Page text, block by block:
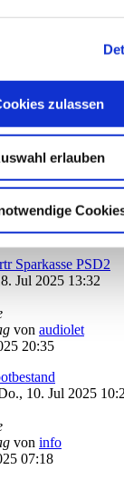
zulassen
erlauben
vona.m
online nutzbar?
Jul 2025 08:15
vonaudiolet
10:43
Sparkasse PSD2
Jul 2025 13:32
von audiolet
20:35
10. Jul 2025
von info
07:18